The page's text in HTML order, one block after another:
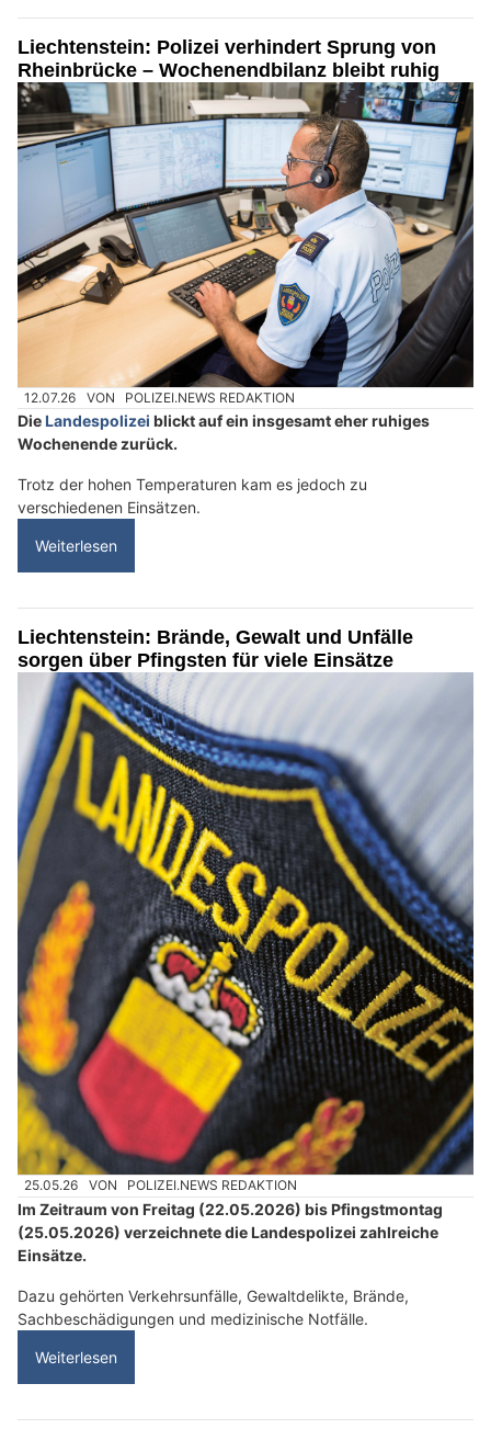
Liechtenstein: Polizei verhindert Sprung von
Rheinbrücke – Wochenendbilanz bleibt ruhig
12.07.26 VON POLIZEI.NEWS REDAKTION
DieLandespolizei blickt auf ein insgesamt eher ruhiges
Wochenende zurück.
Trotz der hohen Temperaturen kam es jedoch zu
verschiedenen Einsätzen.
Weiterlesen
Liechtenstein: Brände, Gewalt und Unfälle
sorgen über Pfingsten für viele Einsätze
25.05.26 VON POLIZEI.NEWS REDAKTION
Im Zeitraum von Freitag (22.05.2026) bis Pfingstmontag
(25.05.2026) verzeichnete die Landespolizei zahlreiche
Einsätze.
Dazu gehörten Verkehrsunfälle, Gewaltdelikte, Brände,
Sachbeschädigungen und medizinische Notfälle.
Weiterlesen